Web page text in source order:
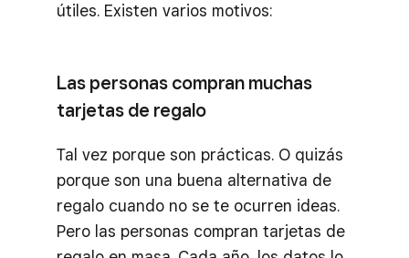
útiles. Existen varios motivos:
Las personas compran muchas
tarjetas de regalo
Tal vez porque son prácticas. O quizás
porque son una buena alternativa de
regalo cuando no se te ocurren ideas.
Pero las personas compran tarjetas de